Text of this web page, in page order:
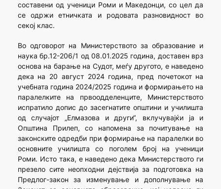
составени од ученици Роми и Македонци, со цел да
се одржи етничката и родовата разновидност во
секој клас.
Во одговорот на Министерството за образование и
наука бр.12-206/1 од 08.01.2025 година, доставен врз
основа на барање на Судот, меѓу другото, е наведено
дека на 20 август 2024 година, пред почетокот на
учебната година 2024/2025 година и формирањето на
паралелките на првоодделенците, Министерството
испратило допис до засегнатите општини и училишта
од случајот „Елмазова и други“, вклучувајќи ја и
Општина Прилеп, со напомена за почитување на
законските одредби при формирање на паралелки во
основните училишта со поголем број на ученици
Роми. Исто така, е наведено дека Министерството ги
презело сите неопходни дејствија за подготовка на
Предлог-закон за изменување и дополнување на